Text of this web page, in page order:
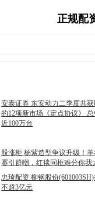
正规配
安泰证券 东安动力二季度共
的12项新市场《定点协议》
近100万台
股涨柜 杨紫造型争议升级！
幂引群嘲，红毯同框难分你我
忠琦配资 柳钢股份
不超3亿元